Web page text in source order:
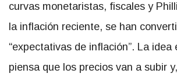
curvas monetaristas, fiscales y
la inflación reciente, se han
“expectativas de inflación”. La idea
piensa que los precios van a subir